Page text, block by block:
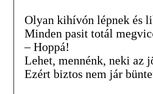
Olyan kihívón lépnek és
Minden pasit totál
– Hoppá!
Lehet, mennénk, neki az
Ezért biztos nem jár